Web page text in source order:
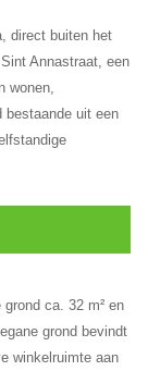
direct buiten het
Annastraat, een
wonen,
bestaande uit een
ca. 32 m² en
grond bevindt
winkelruimte aan